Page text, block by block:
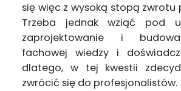
się więc z wysoką stopą zwrotu
Trzeba jednak wziąć pod
zaprojektowanie i
fachowej wiedzy i
dlatego, w tej kwestii
zwrócić się do profesjonalistów.